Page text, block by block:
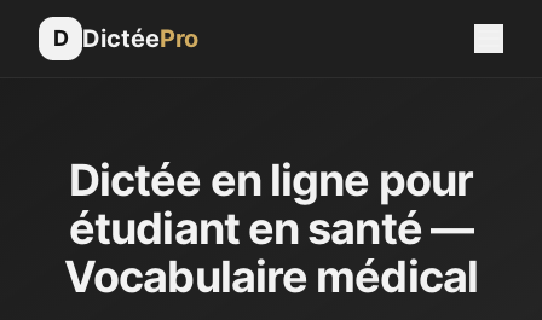
D DictéePro
Dictée en ligne pour
étudiant en santé —
Vocabulaire médical